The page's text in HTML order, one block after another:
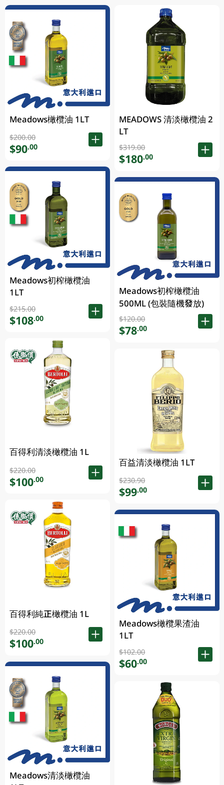
Meadows橄欖油 1LT
$200.00
$90.00
Meadows初榨橄欖油
1LT
$215.00
$108.00
百得利清淡橄欖油 1L
$220.00
$100.00
百得利純正橄欖油 1L
$220.00
$100.00
Meadows清淡橄欖油
MEADOWS 清淡橄欖油 2
LT
$319.00
$180.00
Meadows初榨橄欖油
500ML (包裝隨機發放)
$120.00
$78.00
百益清淡橄欖油 1LT
$230.90
$99.00
Meadows橄欖果渣油
1LT
$102.00
$60.00